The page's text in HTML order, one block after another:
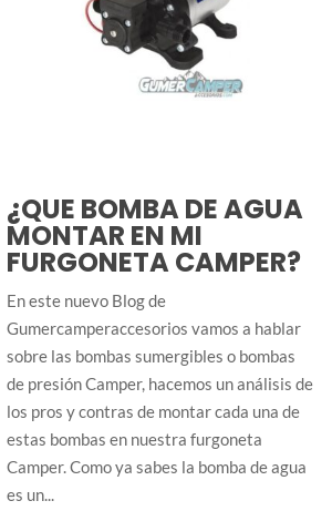
¿QUE BOMBA DE AGUA
MONTAR EN MI
FURGONETA CAMPER?
En este nuevo Blog de
Gumercamperaccesorios vamos a hablar
sobre las bombas sumergibles o bombas
de presión Camper, hacemos un análisis de
los pros y contras de montar cada una de
estas bombas en nuestra furgoneta
Camper. Como ya sabes la bomba de agua
es un...